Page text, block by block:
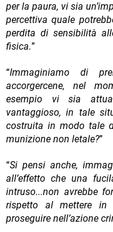
per la paura, vi sia
percettiva quale
perdita di sensibilità
fisica.”
“Immaginiamo di
accorgercene, nel
esempio vi sia
vantaggioso, in tale
costruita in modo tale
munizione non letale?”
“Si pensi anche,
all’effetto che una
intruso...non avrebbe
rispetto al mettere in
proseguire nell’azione